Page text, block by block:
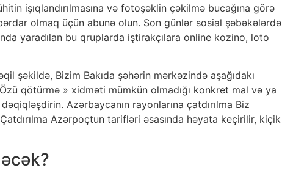
işıqlandırılmasına və fotoşəklin çəkilmə bucağına görə
olmaq üçün abunə olun. Son günlər sosial şəbəkələrdə
yaradılan bu qruplarda iştirakçılara online kozino, loto
şəkildə, Bizim Bakıda şəhərin mərkəzində aşağıdakı
qötürmə » xidməti mümkün olmadığı konkret mal və ya
Azərbaycanın rayonlarına çatdırılma Biz
Azərpoçtun tarifləri əsasında həyata keçirilir, kiçik